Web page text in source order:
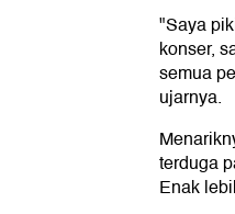
"Saya
konser,
semua
ujarnya.
terduga
Enak